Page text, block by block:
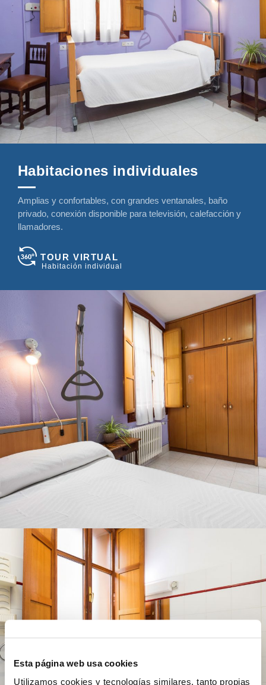
Esta página web usa cookies
Utilizamos cookies y tecnologías similares, tanto propias
Habitaciones individuales
Amplias y confortables, con grandes ventanales, baño
privado, conexión disponible para televisión, calefacción y
llamadores.
TOUR VIRTUAL
Habitación individual